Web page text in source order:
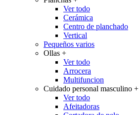
Ver todo
Cerámica
Centro de planchado
Vertical
Pequeños varios
Ollas +
Ver todo
Arrocera
Multifuncion
Cuidado personal masculino +
Ver todo
Afeitadoras